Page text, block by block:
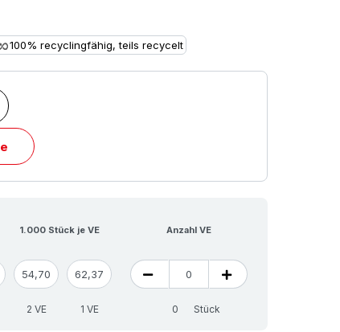
100% recyclingfähig, teils recycelt
1.000 Stück je VE Anzahl VE
54,70 62,37
2 VE 1 VE Stück